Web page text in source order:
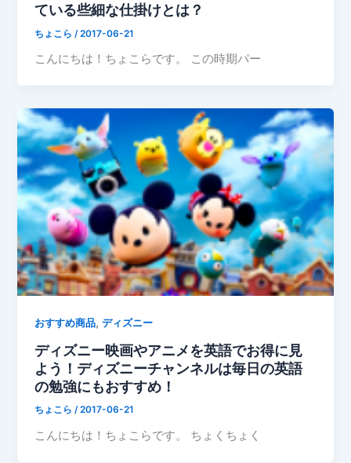
ている些細な仕掛けとは？
ちょこら /2017-06-21
こんにちは！ちょこらです。 この時期パー
おすすめ商品,ディズニー
ディズニー映画やアニメを英語でお得に見
よう！ディズニーチャンネルは毎日の英語
の勉強にもおすすめ！
ちょこら/2017-06-21
こんにちは！ちょこらです。 ちょくちょく